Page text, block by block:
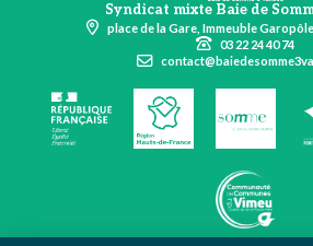
Syndicat mixte Baie de
place de la Gare, Immeuble
03 22 24 40 74